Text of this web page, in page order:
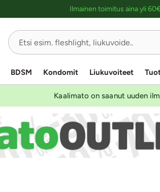
Ilmainen toimitus aina yli
BDSM Kondomit Liukuvoiteet
Kaalimato on saanut uuden